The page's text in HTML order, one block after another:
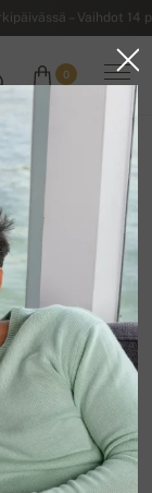
– Vaihdot
0
neuleet